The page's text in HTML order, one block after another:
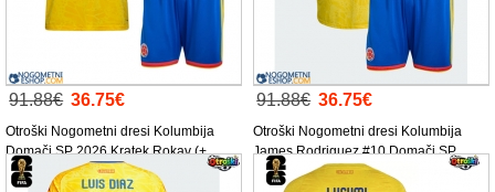
91.88€ 36.75€
Otroški Nogometni dresi Kolumbija
Domači SP 2026 Kratek Rokav (+
Kratke hlače)
91.88€ 36.75€
Otroški Nogometni dresi Kolumbija
James Rodriguez #10 Domači SP
2026 Kratek Rokav (+ Kratke hlače)